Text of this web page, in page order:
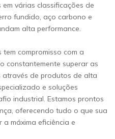
em várias classificações de
fundido, aço carbono e
alta performance.
compromisso com a
constantemente superar as
através de produtos de alta
e soluções
industrial. Estamos prontos
oferecendo tudo o que sua
máxima eficiência e